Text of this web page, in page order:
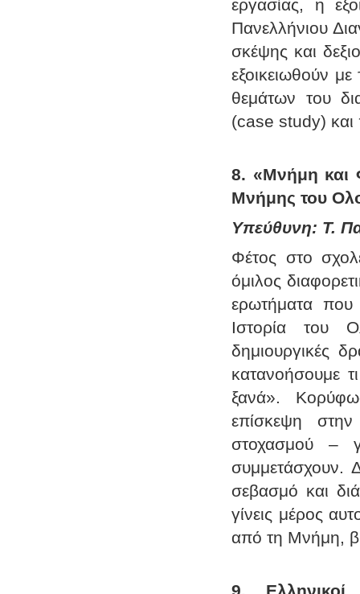
εργασίας, η
Πανελλήνιου
σκέψης και
εξοικειωθούν
θεμάτων του
(case study) και
8. «Μνήμη και
Μνήμης του
Υπεύθυνη: Τ.
Φέτος στο
όμιλος
ερωτήματα
Ιστορία του
δημιουργικές
κατανοήσουμε
ξανά».
επίσκεψη
στοχασμού –
συμμετάσχουν.
σεβασμό και
γίνεις μέρος
από τη Μνήμη,
9.